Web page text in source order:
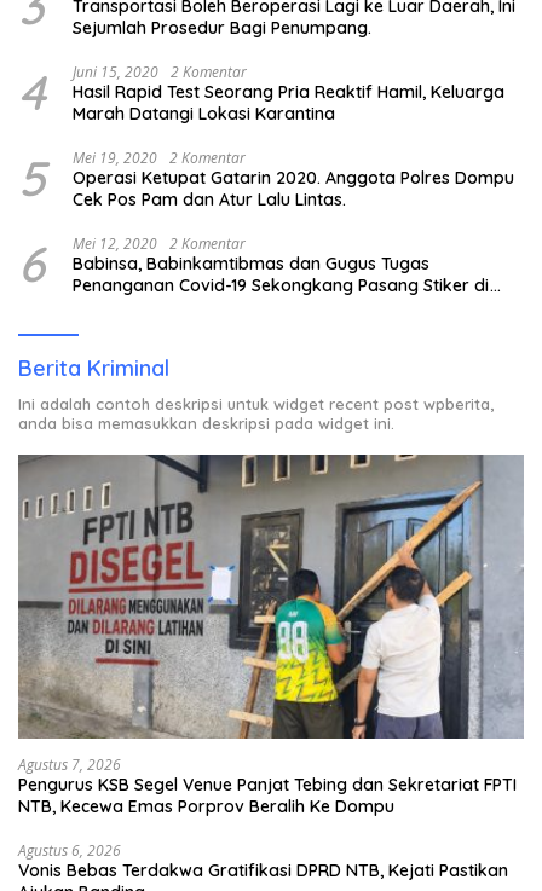
Transportasi Boleh Beroperasi Lagi ke Luar Daerah, Ini
Sejumlah Prosedur Bagi Penumpang.
4 Juni 15, 2020 2 Komentar
Hasil Rapid Test Seorang Pria Reaktif Hamil, Keluarga
Marah Datangi Lokasi Karantina
5 Mei 19, 2020 2 Komentar
Operasi Ketupat Gatarin 2020. Anggota Polres Dompu
Cek Pos Pam dan Atur Lalu Lintas.
6 Mei 12, 2020 2 Komentar
Babinsa, Babinkamtibmas dan Gugus Tugas
Penanganan Covid-19 Sekongkang Pasang Stiker di
Berita Kriminal
Ini adalah contoh deskripsi untuk widget recent post wpberita,
anda bisa memasukkan deskripsi pada widget ini.
Agustus 7, 2026
Pengurus KSB Segel Venue Panjat Tebing dan Sekretariat FPTI
NTB, Kecewa Emas Porprov Beralih Ke Dompu
Agustus 6, 2026
Vonis Bebas Terdakwa Gratifikasi DPRD NTB, Kejati Pastikan